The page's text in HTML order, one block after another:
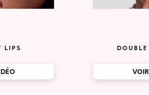
LIPS